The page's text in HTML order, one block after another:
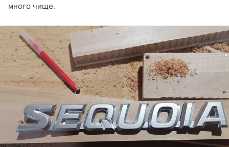
много чище.